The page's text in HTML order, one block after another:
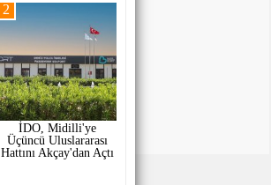
İDO, Midilli'ye
Üçüncü Uluslararası
Hattını Akçay'dan Açtı
2